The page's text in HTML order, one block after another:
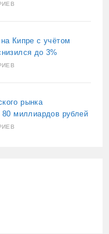
Кипре с учётом
до 3%
рынка
80 миллиардов рублей